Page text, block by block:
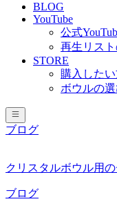
BLOG
YouTube
公式
再生リス
STORE
購入した
ボウルの
ブログ
クリスタルボウル用
ブログ